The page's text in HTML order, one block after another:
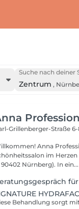
Suche nach deiner
Zentrum ,
Grillenberger-Straße
Anna
im
90402 Nürnberg). In ein...